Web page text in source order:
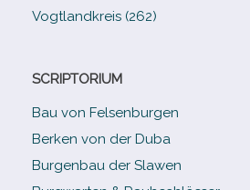
Vogtlandkreis (262)
SCRIPTORIUM
Bau von Felsenburgen
Berken von der Duba
Burgenbau der Slawen